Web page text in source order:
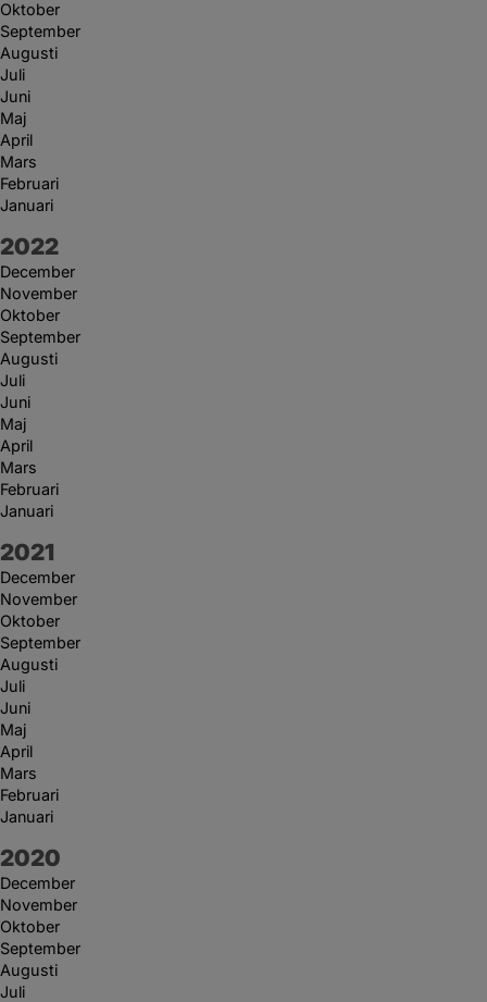
Oktober
September
Augusti
Juli
Juni
Maj
April
Mars
Februari
Januari
År:
2022
December
November
Oktober
September
Augusti
Juli
Juni
Maj
April
Mars
Februari
Januari
År:
2021
December
November
Oktober
September
Augusti
Juli
Juni
Maj
April
Mars
Februari
Januari
År:
2020
December
November
Oktober
September
Augusti
Juli